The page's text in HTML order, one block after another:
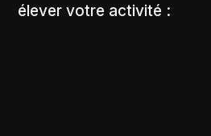
élever votre activité :